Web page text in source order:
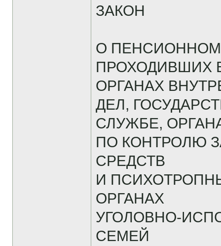
ЗАКОН
О
ПРОХОДИВШИХ
ОРГАНАХ
ДЕЛ,
СЛУЖБЕ,
ПО КОНТРОЛЮ
СРЕДСТВ
И
ОРГАНАХ
УГОЛОВНО-
СЕМЕЙ